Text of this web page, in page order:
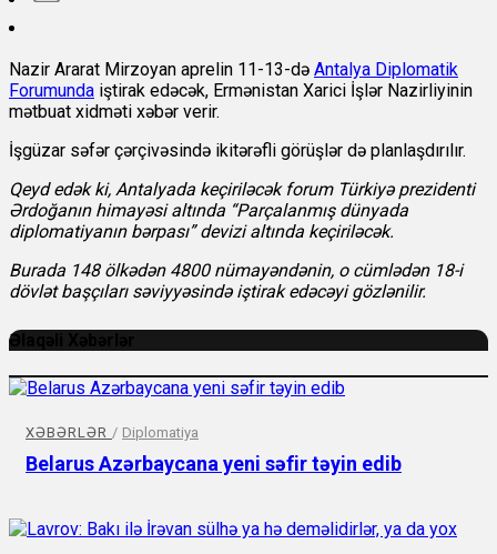
Nazir Ararat Mirzoyan aprelin 11-13-də Antalya Diplomatik
Forumunda iştirak edəcək, Ermənistan Xarici İşlər Nazirliyinin
mətbuat xidməti xəbər verir.
İşgüzar səfər çərçivəsində ikitərəfli görüşlər də planlaşdırılır.
Qeyd edək ki, Antalyada keçiriləcək forum Türkiyə prezidenti
Ərdoğanın himayəsi altında “Parçalanmış dünyada
diplomatiyanın bərpası” devizi altında keçiriləcək.
Burada 148 ölkədən 4800 nümayəndənin, o cümlədən 18-i
dövlət başçıları səviyyəsində iştirak edəcəyi gözlənilir.
Əlaqəli Xəbərlər
XƏBƏRLƏR / Diplomatiya
Belarus Azərbaycana yeni səfir təyin edib